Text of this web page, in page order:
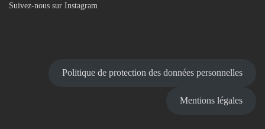
Suivez-nous sur Instagram
Politique de protection des données personnelles
Mentions légales